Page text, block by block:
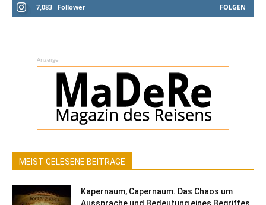
7,083 Follower FOLGEN
Anzeige
MEIST GELESENE BEITRÄGE
Kapernaum, Capernaum. Das Chaos um